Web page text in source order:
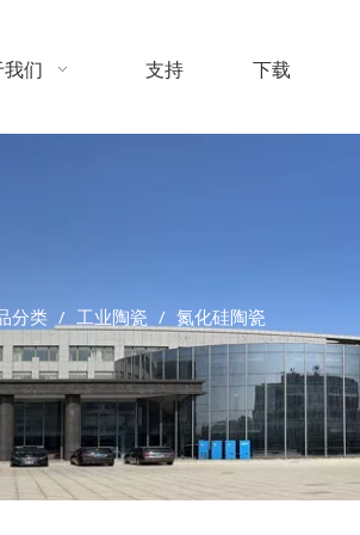
们 支持 下载
分类 / 工业陶瓷 / 氮化硅陶瓷